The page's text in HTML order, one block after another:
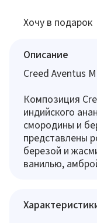
Хочу в подарок
Описание
Creed Aventus
Композиция
индийского
смородины и
представлены
березой и
ванилью,